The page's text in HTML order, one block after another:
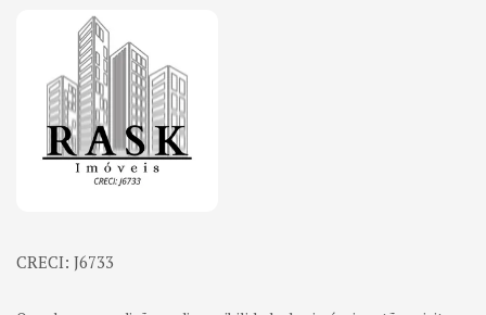
Página inicial
CRECI: J6733